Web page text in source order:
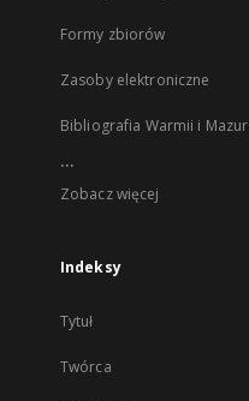
Formy zbiorów
Zasoby elektroniczne
Bibliografia Warmii i Mazur
...
Zobacz więcej
Indeksy
Tytuł
Twórca